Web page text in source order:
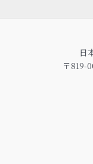
日
〒819-